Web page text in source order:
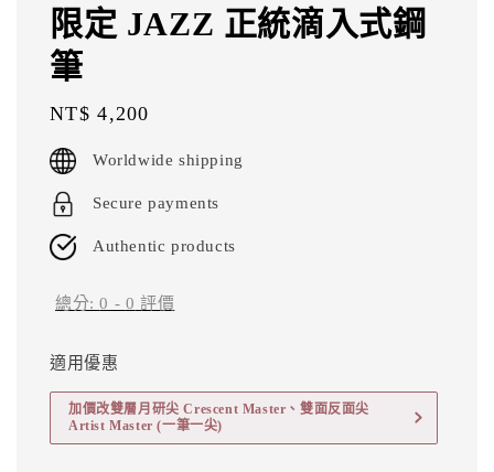
限定 JAZZ 正統滴入式鋼
筆
Regular
price
NT$ 4,200
Worldwide shipping
Secure payments
Authentic products
總分:0 - 0 評價
適用優惠
加價改雙層月研尖 Crescent Master、雙面反面尖
Artist Master (一筆一尖)